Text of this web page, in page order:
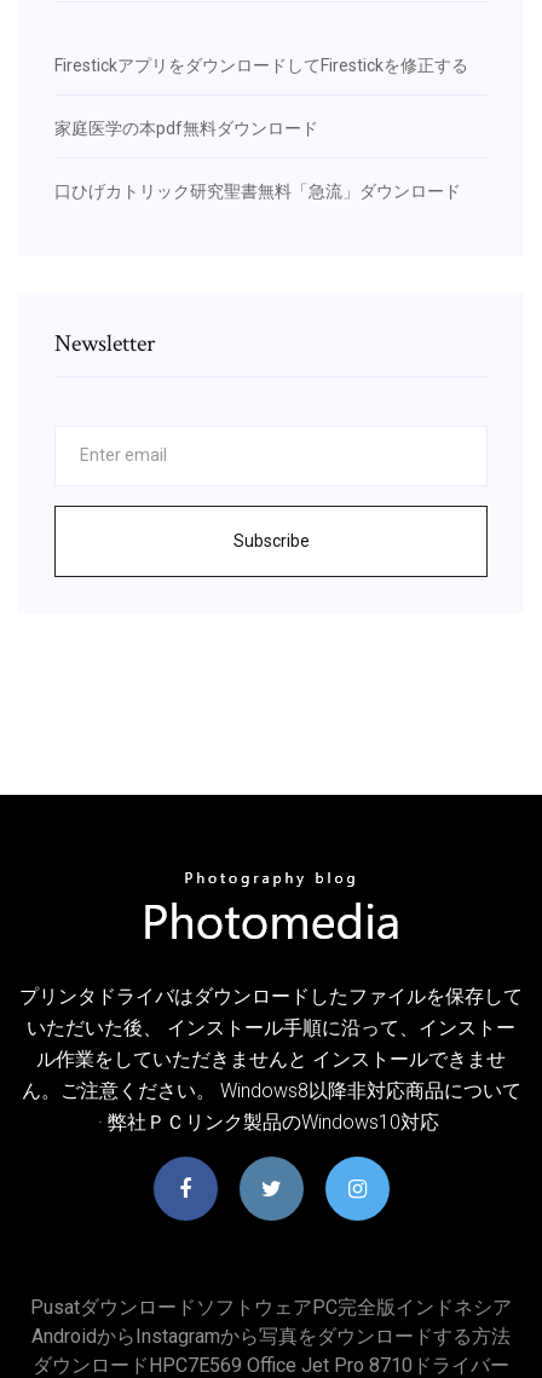
FirestickアプリをダウンロードしてFirestickを修正する
家庭医学の本pdf無料ダウンロード
口ひげカトリック研究聖書無料「急流」ダウンロード
Newsletter
Subscribe
プリンタドライバはダウンロードしたファイルを保存して
いただいた後、 インストール手順に沿って、インストー
ル作業をしていただきませんと インストールできませ
ん。ご注意ください。 Windows8以降非対応商品について
· 弊社ＰＣリンク製品のWindows10対応
PusatダウンロードソフトウェアPC完全版インドネシア
AndroidからInstagramから写真をダウンロードする方法
ダウンロードHPC7E569 Office Jet Pro 8710ドライバー